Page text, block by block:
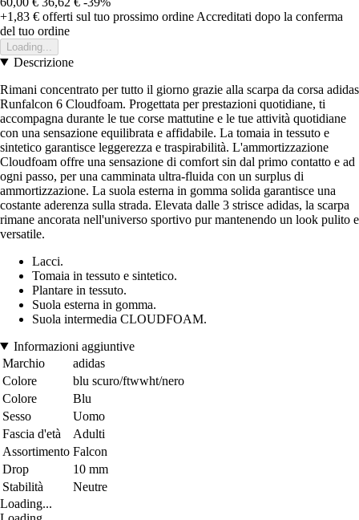
+1,83 € offerti sul tuo prossimo ordine Accreditati dopo la conferma
del tuo ordine
Loading...
Descrizione
Rimani concentrato per tutto il giorno grazie alla scarpa da corsa adidas
Runfalcon 6 Cloudfoam. Progettata per prestazioni quotidiane, ti
accompagna durante le tue corse mattutine e le tue attività quotidiane
con una sensazione equilibrata e affidabile. La tomaia in tessuto e
sintetico garantisce leggerezza e traspirabilità. L'ammortizzazione
Cloudfoam offre una sensazione di comfort sin dal primo contatto e ad
ogni passo, per una camminata ultra-fluida con un surplus di
ammortizzazione. La suola esterna in gomma solida garantisce una
costante aderenza sulla strada. Elevata dalle 3 strisce adidas, la scarpa
rimane ancorata nell'universo sportivo pur mantenendo un look pulito e
versatile.
Lacci.
Tomaia in tessuto e sintetico.
Plantare in tessuto.
Suola esterna in gomma.
Suola intermedia CLOUDFOAM.
Informazioni aggiuntive
Marchio
adidas
Colore
blu scuro/ftwwht/nero
Colore
Blu
Sesso
Uomo
Fascia d'età
Adulti
Assortimento Falcon
Drop
10 mm
Stabilità
Neutre
Loading...